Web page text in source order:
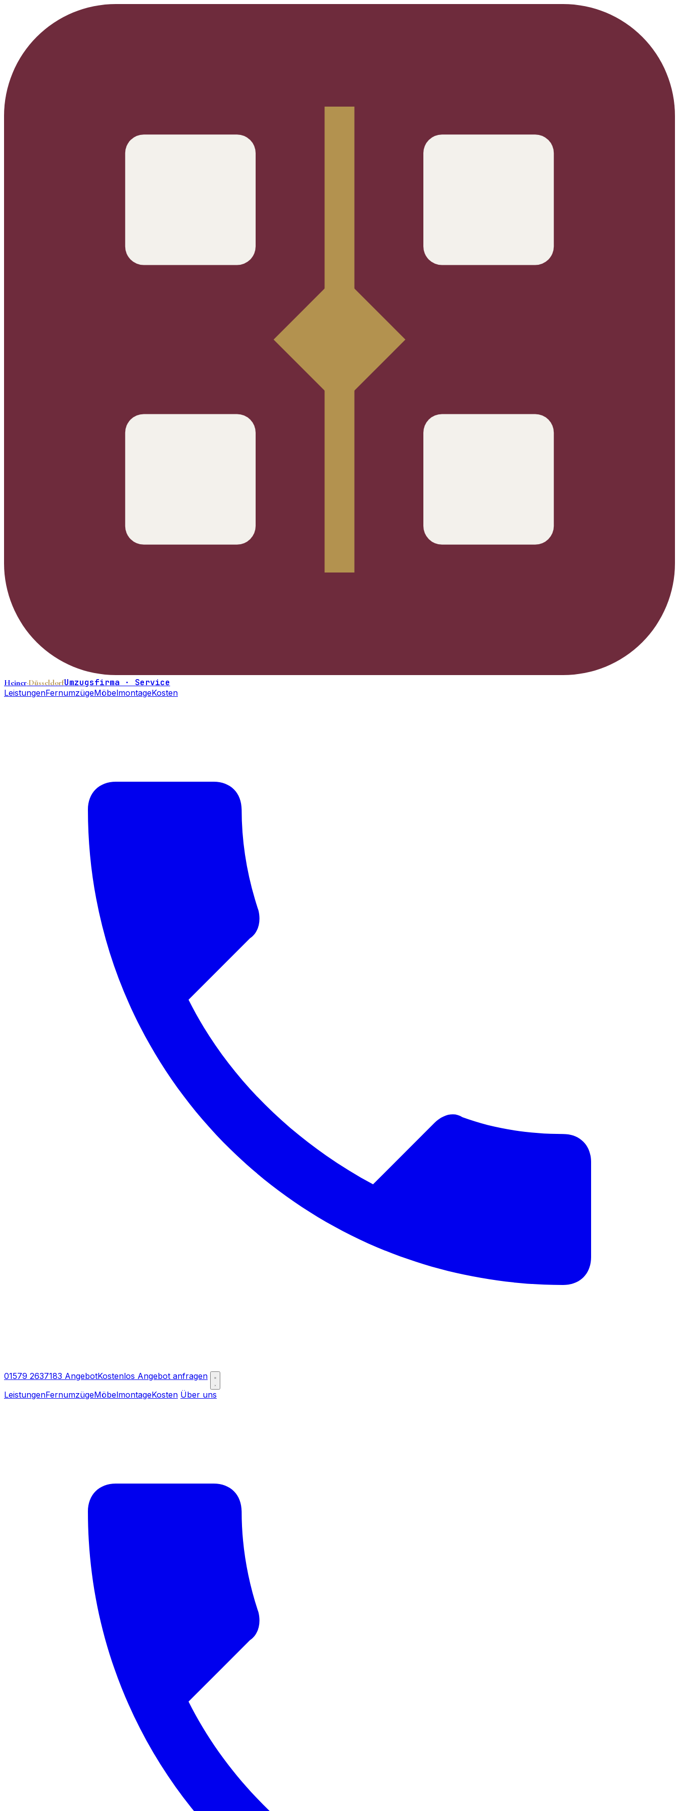
Heiner·DüsseldorfUmzugsfirma · Service
LeistungenFernumzügeMöbelmontageKosten
01579 2637183 AngebotKostenlos Angebot anfragen
LeistungenFernumzügeMöbelmontageKosten Über uns